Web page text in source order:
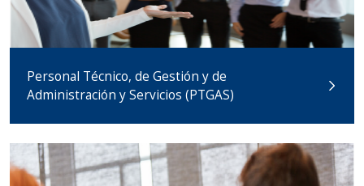
Personal Técnico, de Gestión y de
Administración y Servicios (PTGAS)